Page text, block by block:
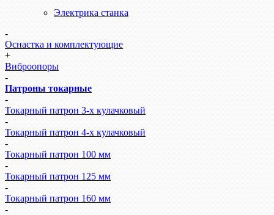
Электрика станка
-
Оснастка и комплектующие
+
Виброопоры
-
Патроны токарные
-
Токарный патрон 3-х кулачковый
-
Токарный патрон 4-х кулачковый
-
Токарный патрон 100 мм
-
Токарный патрон 125 мм
-
Токарный патрон 160 мм
-